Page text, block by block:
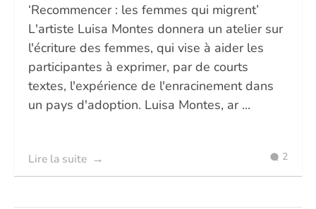
‘Recommencer : les femmes qui migrent’
L'artiste Luisa Montes donnera un atelier sur
l'écriture des femmes, qui vise à aider les
participantes à exprimer, par de courts
textes, l'expérience de l'enracinement dans
un pays d'adoption. Luisa Montes, ar ...
Lire la suite 2